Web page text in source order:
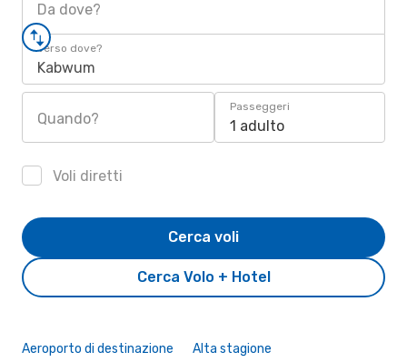
Da dove?
Verso dove?
Kabwum
Quando?
Passeggeri
1 adulto
Voli diretti
Cerca Volo + Hotel
Cerca voli
Aeroporto di destinazione Alta stagione